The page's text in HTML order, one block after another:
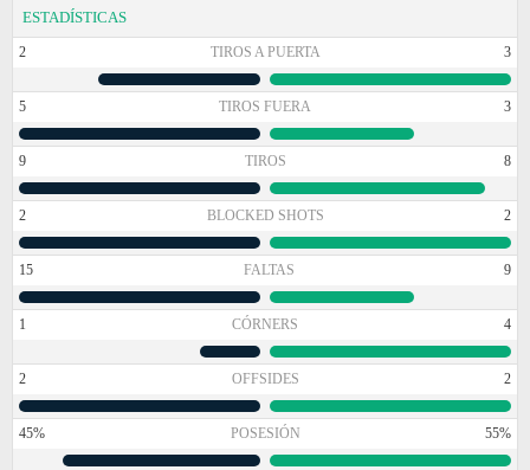
ESTADÍSTICAS
2 TIROS A PUERTA 3
5 TIROS FUERA 3
9 TIROS 8
2 BLOCKED SHOTS 2
15 FALTAS 9
1 CÓRNERS 4
2 OFFSIDES 2
45% POSESIÓN 55%